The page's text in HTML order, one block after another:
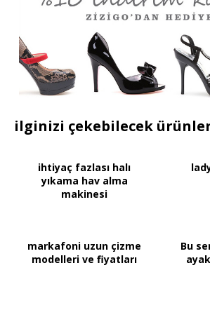
ilginizi çekebilecek
ihtiyaç fazlası halı
yıkama hav alma
makinesi
markafoni uzun çizme
modelleri ve fiyatları
Bu